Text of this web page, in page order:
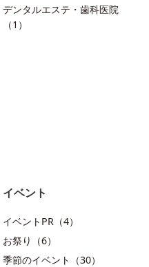
デンタルエステ・歯科医院
（1）
イベント
イベントPR（4）
お祭り（6）
季節のイベント（30）